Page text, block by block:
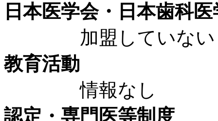
日本医学会・日本歯科
加盟していない
教育活動
情報なし
認定・専門医等制度